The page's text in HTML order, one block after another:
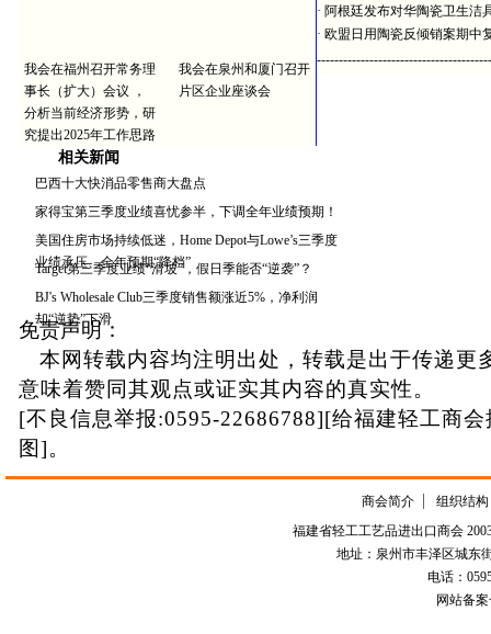
我会在福州召开常务理
事长（扩大）会议 ，
分析当前经济形势，研
究提出2025年工作思路
我会在泉州和厦门召开
片区企业座谈会
· 阿根廷发布对华陶瓷卫生洁
· 欧盟日用陶瓷反倾销案期中
相关新闻
巴西十大快消品零售商大盘点
家得宝第三季度业绩喜忧参半，下调全年业绩预期！
美国住房市场持续低迷，Home Depot与Lowe’s三季度
业绩承压、全年预期“降档”
Target第三季度业绩“滑坡”，假日季能否“逆袭”？
BJ's Wholesale Club三季度销售额涨近5%，净利润
却“逆势”下滑
免责声明：
本网转载内容均注明出处，转载是出于传递更
意味着赞同其观点或证实其内容的真实性。
[不良信息举报:0595-22686788][给福建轻工商
图]。
商会简介
组织结构
福建省轻工工艺品进出口商会
地址：泉州市丰泽区城东
电话：0595-
网站备